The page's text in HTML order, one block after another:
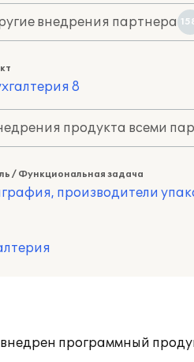
внедрения партнера
8
продукта всеми
/ Функциональная задача
производители
программный